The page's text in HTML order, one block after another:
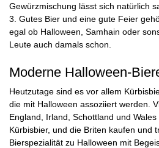
Gewürzmischung lässt sich natürlich
3. Gutes Bier und eine gute Feier
egal ob Halloween, Samhain oder
Leute auch damals schon.
Moderne Halloween-
Heutzutage sind es vor allem
die mit Halloween assoziiert werden.
England, Irland, Schottland und
Kürbisbier, und die Briten kaufen und
Bierspezialität zu Halloween mit